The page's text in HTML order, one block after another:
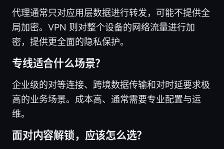
代理通常只对应用层数据进行转发，可能不提供全
局加密。VPN 则对整个设备的网络流量进行加
密，提供更全面的隐私保护。
专线适合什么场景？
企业级的对等连接、跨境数据传输和对时延要求极
高的业务场景。成本高、通常需要专业配置与运
维。
面对内容解锁，应该怎么选？